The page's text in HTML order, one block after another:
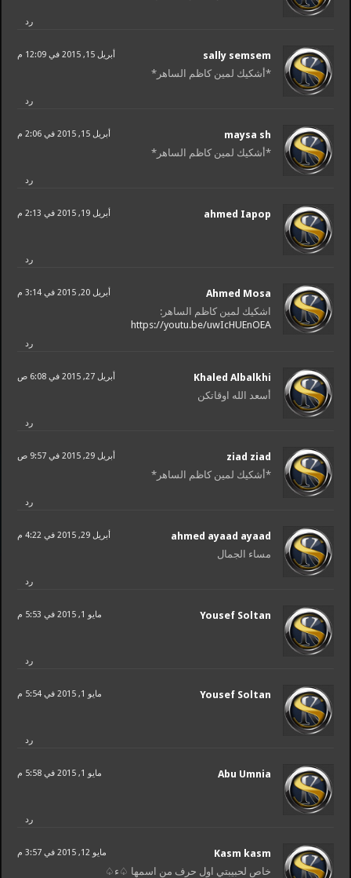
رد
sally semsem أبريل 15, 2015 في 12:09 م
*أشكيك لمين كاظم الساهر*
رد
maysa sh أبريل 15, 2015 في 2:06 م
*أشكيك لمين كاظم الساهر*
رد
ahmed Iapop أبريل 19, 2015 في 2:13 م
رد
Ahmed Mosa أبريل 20, 2015 في 3:14 م
اشكيك لمين كاظم الساهر:
https://youtu.be/uwIcHUEnOEA
رد
Khaled Albalkhi أبريل 27, 2015 في 6:08 ص
أسعد الله اوقاتكن
رد
ziad ziad أبريل 29, 2015 في 9:57 ص
*أشكيك لمين كاظم الساهر*
رد
ahmed ayaad ayaad أبريل 29, 2015 في 4:22 م
مساء الجمال
رد
Yousef Soltan مايو 1, 2015 في 5:53 م
رد
Yousef Soltan مايو 1, 2015 في 5:54 م
رد
Abu Umnia مايو 1, 2015 في 5:58 م
رد
Kasm kasm مايو 12, 2015 في 3:57 م
خاص لحبيبتي اول حرف من اسمها ♤ء♤